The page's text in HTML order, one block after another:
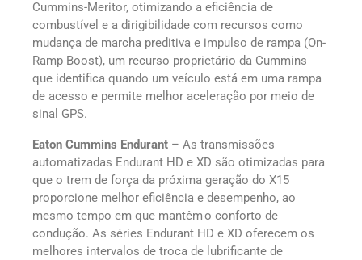
Cummins-Meritor, otimizando a eficiência de
combustível e a dirigibilidade com recursos como
mudança de marcha preditiva e impulso de rampa (On-
Ramp Boost), um recurso proprietário da Cummins
que identifica quando um veículo está em uma rampa
de acesso e permite melhor aceleração por meio de
sinal GPS.
Eaton Cummins Endurant – As transmissões
automatizadas Endurant HD e XD são otimizadas para
que o trem de força da próxima geração do X15
proporcione melhor eficiência e desempenho, ao
mesmo tempo em que mantêm o conforto de
condução. As séries Endurant HD e XD oferecem os
melhores intervalos de troca de lubrificante de